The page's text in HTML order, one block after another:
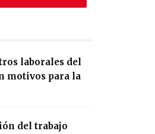
laborales del
motivos para la
del trabajo